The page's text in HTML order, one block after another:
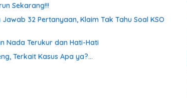
Sekarang!!!
32 Pertanyaan, Klaim Tak Tahu Soal KSO
Nada Terukur dan Hati-Hati
Terkait Kasus Apa ya?…